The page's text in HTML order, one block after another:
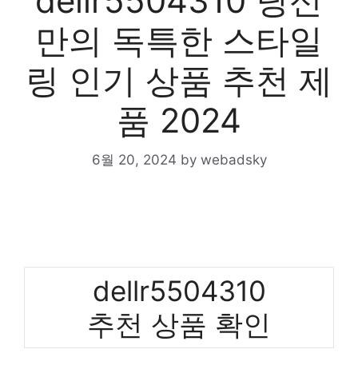
만의 독특한 스타일
링 인기 상품 추천 제
품 2024
6월 20, 2024 by webadsky
dellr5504310
추천 상품 확인